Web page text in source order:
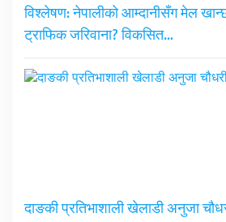
विश्लेषण: नेपालीको आम्दानीसँग मेल
ट्राफिक जरिवाना? विकसित…
दाङकी प्रतिभाशाली खेलाडी अनुजा